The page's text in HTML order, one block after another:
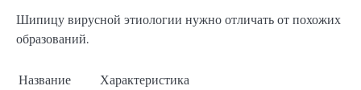
Шипицу вирусной этиологии нужно отличать от похожих
образований.
Название Характеристика